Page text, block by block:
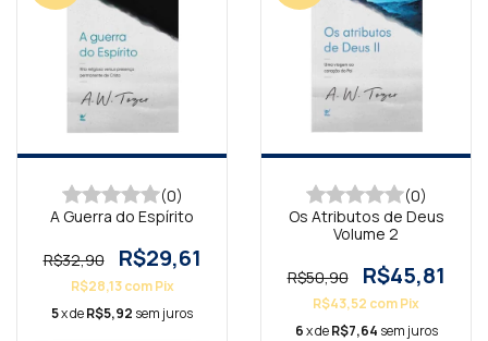
(0)
A Guerra do Espírito
R$32,90 R$29,61
R$28,13com Pix
5x deR$5,92 sem juros
(0)
Os Atributos de Deus
Volume 2
R$50,90 R$45,81
R$43,52 comPix
6x deR$7,64 sem juros